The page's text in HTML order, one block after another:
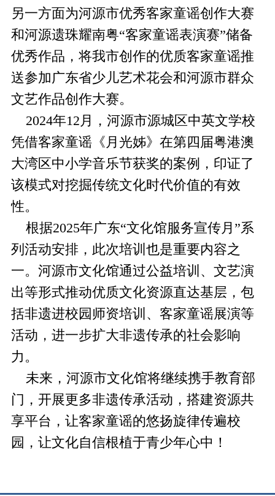
另一方面为河源市优秀客家童谣创作大赛
和河源遗珠耀南粤“客家童谣表演赛”储备
优秀作品，将我市创作的优质客家童谣推
送参加广东省少儿艺术花会和河源市群众
文艺作品创作大赛。
2024年12月，河源市源城区中英文学校
凭借客家童谣《月光姊》在第四届粤港澳
大湾区中小学音乐节获奖的案例，印证了
该模式对挖掘传统文化时代价值的有效
性。
根据2025年广东“文化馆服务宣传月”系
列活动安排，此次培训也是重要内容之
一。河源市文化馆通过公益培训、文艺演
出等形式推动优质文化资源直达基层，包
括非遗进校园师资培训、客家童谣展演等
活动，进一步扩大非遗传承的社会影响
力。
未来，河源市文化馆将继续携手教育部
门，开展更多非遗传承活动，搭建资源共
享平台，让客家童谣的悠扬旋律传遍校
园，让文化自信根植于青少年心中！